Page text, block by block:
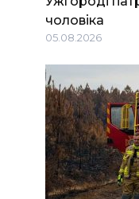
чоловіка
05.08.2026